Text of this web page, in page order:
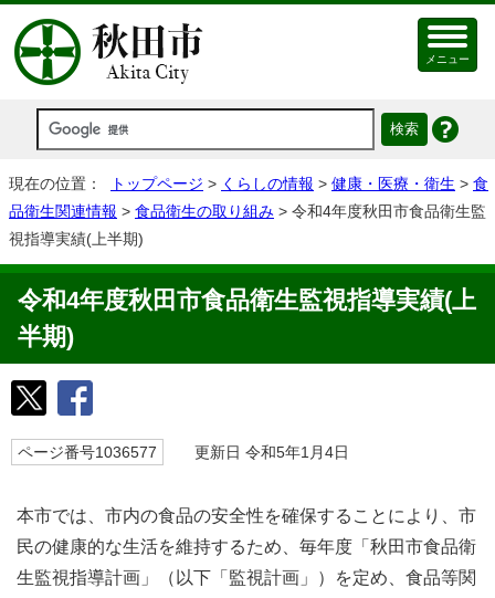
メニュー
現在の位置： トップページ > くらしの情報 > 健康・医療・衛生 > 食
品衛生関連情報 > 食品衛生の取り組み > 令和4年度秋田市食品衛生監
視指導実績(上半期)
令和4年度秋田市食品衛生監視指導実績(上
半期)
ページ番号1036577 更新日 令和5年1月4日
本市では、市内の食品の安全性を確保することにより、市
民の健康的な生活を維持するため、毎年度「秋田市食品衛
生監視指導計画」（以下「監視計画」）を定め、食品等関